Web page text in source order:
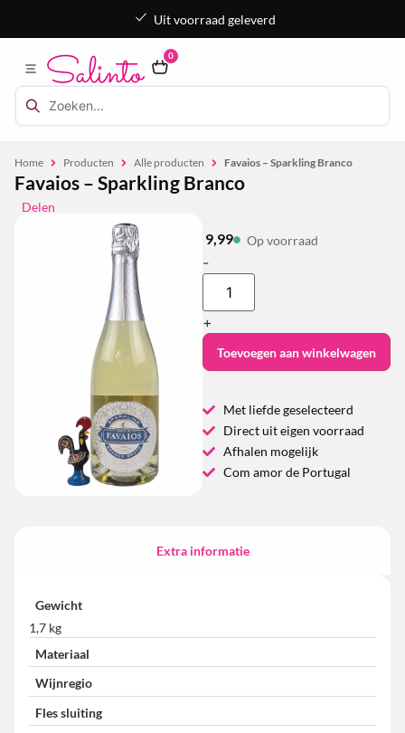
Uit voorraad geleverd
0
Home Producten Alle producten Favaios – Sparkling Branco
Favaios – Sparkling Branco
Delen
9,99 Op voorraad
-
+
Toevoegen aan winkelwagen
Met liefde geselecteerd
Direct uit eigen voorraad
Afhalen mogelijk
Com amor de Portugal
Extra informatie
Gewicht
1,7 kg
Materiaal
Wijnregio
Fles sluiting